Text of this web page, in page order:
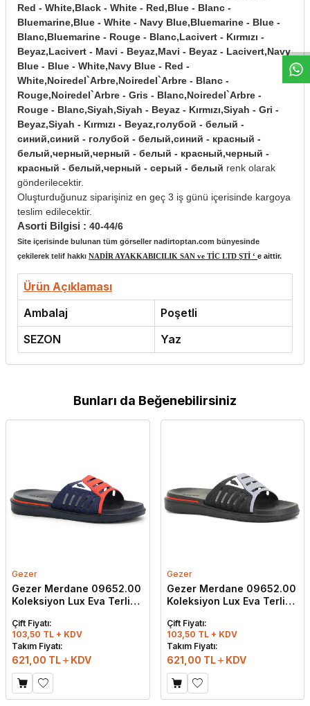
Red - White,Black - White - Red,Blue - Blanc -
Bluemarine,Blue - White - Navy Blue,Bluemarine - Blue -
Blanc,Bluemarine - Rouge - Blanc,Lacivert - Kırmızı -
Beyaz,Lacivert - Mavi - Beyaz,Mavi - Beyaz - Lacivert,Navy
Blue - Blue - White,Navy Blue - Red -
White,Noiredel`Arbre,Noiredel`Arbre - Blanc -
Rouge,Noiredel`Arbre - Gris - Blanc,Noiredel`Arbre -
Rouge - Blanc,Siyah,Siyah - Beyaz - Kırmızı,Siyah - Gri -
Beyaz,Siyah - Kırmızı - Beyaz,голубой - белый -
синий,синий - голубой - белый,синий - красный -
белый,черный,черный - белый - красный,черный -
красный - белый,черный - серый - белый renk olarak
gönderilecektir.
Oluşturduğunuz siparişiniz en geç 3 iş günü içerisinde kargoya
teslim edilecektir.
Asorti Bilgisi : 40-44/6
Site içerisinde bulunan tüm görseller nadirtoptan.com bünyesinde
çekilerek telif hakkı NADİR AYAKKABICILIK SAN ve TİC LTD ŞTİ ‘ e aittir.
Ürün Açıklaması
Ambalaj
Poşetli
SEZON
Yaz
Bunları da Beğenebilirsiniz
Gezer
Gezer Merdane 09652.00
Koleksiyon Lux Eva Terlik
Çift Fiyatı:
103,50 TL + KDV
Takım Fiyatı:
621,00 TL KDV
Gezer
Gezer Merdane 09652.00
Koleksiyon Lux Eva Terlik
Çift Fiyatı:
103,50 TL + KDV
Takım Fiyatı:
621,00 TL KDV